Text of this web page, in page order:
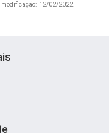
modificação: 12/02/2022